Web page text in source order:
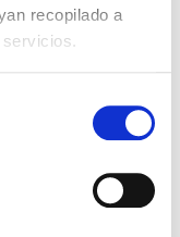
recopilado a
cookieak onartu
Muñoz Txiki
clase
sindical,